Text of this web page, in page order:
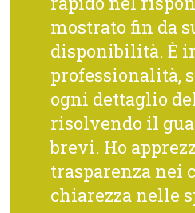
mostrato fin da
disponibilità. È
professionalità,
ogni dettaglio
risolvendo il
brevi. Ho
trasparenza nei
chiarezza nelle